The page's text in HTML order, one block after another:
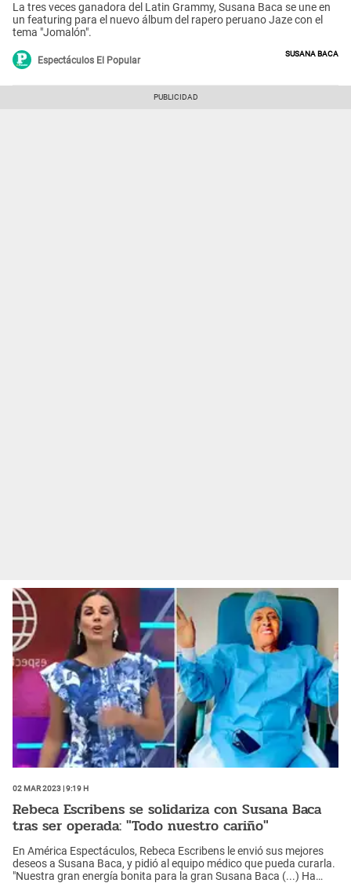
La tres veces ganadora del Latin Grammy, Susana Baca se une en
un featuring para el nuevo álbum del rapero peruano Jaze con el
tema "Jomalón".
Espectáculos El Popular
Susana Baca
02 Mar 2023 | 9:19 h
Rebeca Escribens se solidariza con Susana Baca
tras ser operada: "Todo nuestro cariño"
En América Espectáculos, Rebeca Escribens le envió sus mejores
deseos a Susana Baca, y pidió al equipo médico que pueda curarla.
"Nuestra gran energía bonita para la gran Susana Baca (...) Ha